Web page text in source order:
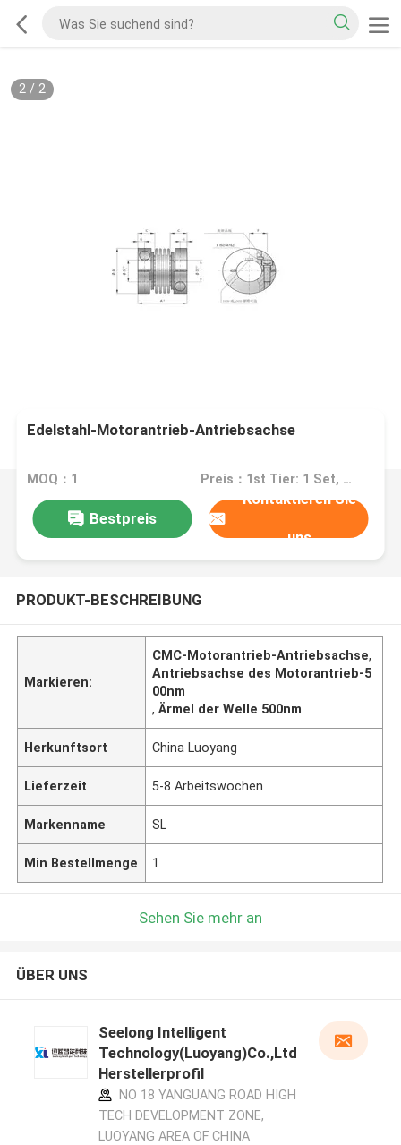
2/ 2
Edelstahl-Motorantrieb-Antriebsachse
MOQ：1 Preis：1st Tier: 1 Set, Unit Price USD 3.00 2nd Tier: 2-5 Sets, Unit Price USD 2.00 3rd Tier: Over 5 Sets, Unit Price USD 1.00
Bestpreis
Kontaktieren Sie
uns
PRODUKT-BESCHREIBUNG
Markieren:
CMC-Motorantrieb-Antriebsachse,
Antriebsachse des Motorantrieb-5
00nm
,Ärmel der Welle 500nm
Herkunftsort China Luoyang
Lieferzeit 5-8 Arbeitswochen
Markenname SL
Min Bestellmenge 1
Sehen Sie mehr an
ÜBER UNS
Seelong Intelligent
Technology(Luoyang)Co.,Ltd
Herstellerprofil
NO 18 YANGUANG ROAD HIGH
TECH DEVELOPMENT ZONE,
LUOYANG AREA OF CHINA